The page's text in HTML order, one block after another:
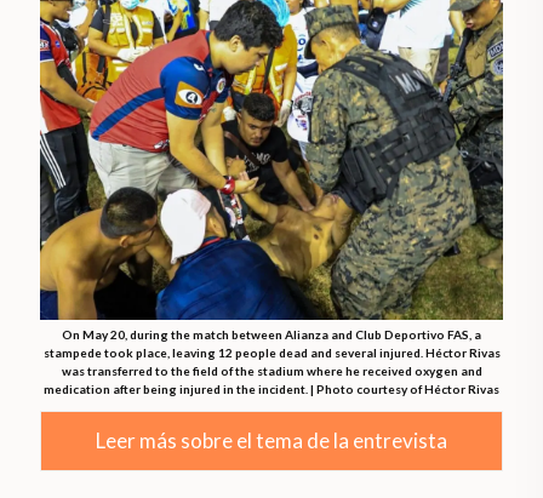
On May 20, during the match between Alianza and Club Deportivo FAS, a
stampede took place, leaving 12 people dead and several injured. Héctor Rivas
was transferred to the field of the stadium where he received oxygen and
medication after being injured in the incident. | Photo courtesy of Héctor Rivas
Leer más sobre el tema de la entrevista